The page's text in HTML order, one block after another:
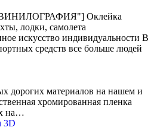
Оклейка
лодки, самолета
искусство индивидуальности В
средств все больше людей
дорогих материалов на нашем и
хромированная пленка
на…